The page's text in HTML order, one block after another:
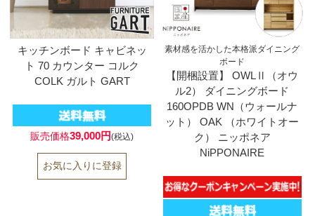
キッチンボード キャビネッ
ト 70 カウンター コルク
COLK ガルト GART
販売価格39,000円(税込)
素材感を活かした本格派ダイニング
ボード
【開梱設置】 OWLⅡ（オウ
ル2） ダイニングボード
160OPDB WN（ウォールナ
ット） OAK （ホワイトオー
ク） ニッポネア
NiPPONAIRE